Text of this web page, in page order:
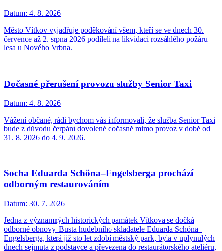
Datum: 4. 8. 2026
Město Vítkov vyjadřuje poděkování všem, kteří se ve dnech 30.
července až 2. srpna 2026 podíleli na likvidaci rozsáhlého požáru
lesa u Nového Vrbna.
Dočasné přerušení provozu služby Senior Taxi
Datum: 4. 8. 2026
Vážení občané, rádi bychom vás informovali, že služba Senior Taxi
bude z důvodu čerpání dovolené dočasně mimo provoz v době od
31. 8. 2026 do 4. 9. 2026.
Socha Eduarda Schöna–Engelsberga prochází
odborným restaurováním
Datum: 30. 7. 2026
Jedna z významných historických památek Vítkova se dočká
odborné obnovy. Busta hudebního skladatele Eduarda Schöna–
Engelsberga, která již sto let zdobí městský park, byla v uplynulých
dnech sejmuta z podstavce a převezena do restaurátorského ateliéru,